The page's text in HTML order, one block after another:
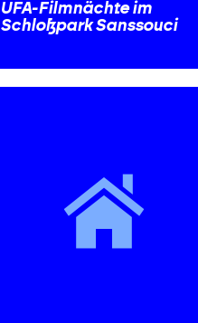
UFA-Filmnächte im
Schloßpark Sanssouci